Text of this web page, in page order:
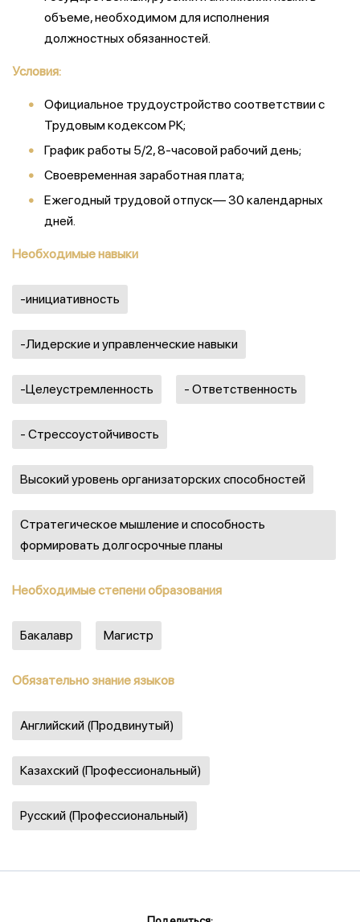
объеме, необходимом для исполнения
должностных обязанностей.
Условия:
Официальное трудоустройство соответствии с
Трудовым кодексом РК;
График работы 5/2, 8-часовой рабочий день;
Своевременная заработная плата;
Ежегодный трудовой отпуск— 30 календарных
дней.
Необходимые навыки
-инициативность
-Лидерские и управленческие навыки
-Целеустремленность - Ответственность
- Стрессоустойчивость
Высокий уровень организаторских способностей
Стратегическое мышление и способность
формировать долгосрочные планы
Необходимые степени образования
Бакалавр Магистр
Обязательно знание языков
Английский (Продвинутый)
Казахский (Профессиональный)
Русский (Профессиональный)